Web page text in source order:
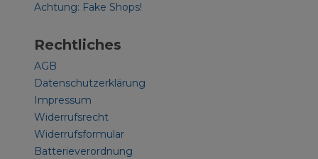
Achtung: Fake Shops!
Rechtliches
AGB
Datenschutzerklärung
Impressum
Widerrufsrecht
Widerrufsformular
Batterieverordnung